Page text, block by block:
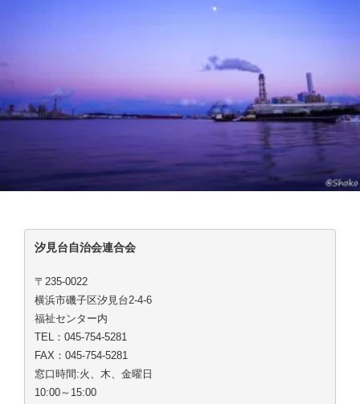
汐見台自治会連合会
〒235-0022
横浜市磯子区汐見台2-4-6
福祉センター内
TEL：045-754-5281
FAX：045-754-5281
窓口時間:火、木、金曜日
10:00～15:00